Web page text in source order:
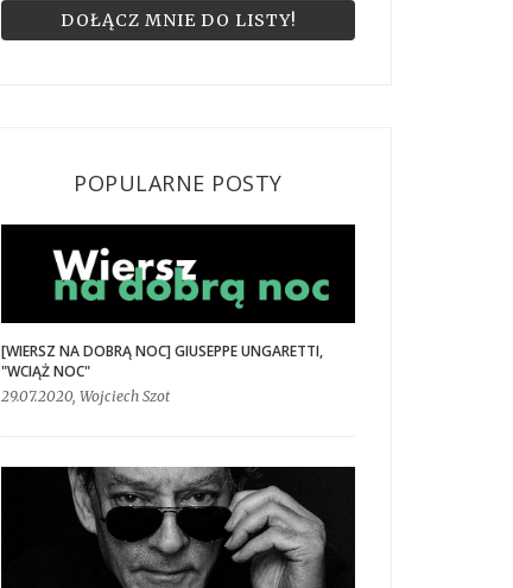
POPULARNE POSTY
[WIERSZ NA DOBRĄ NOC] GIUSEPPE UNGARETTI,
"WCIĄŻ NOC"
29.07.2020, Wojciech Szot